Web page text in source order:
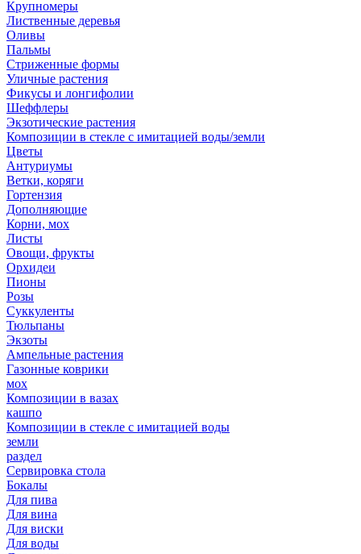
Крупномеры
Лиственные деревья
Оливы
Пальмы
Стриженные формы
Уличные растения
Фикусы и лонгифолии
Шеффлеры
Экзотические растения
Композиции в стекле с имитацией воды/земли
Цветы
Антуриумы
Ветки, коряги
Гортензия
Дополняющие
Корни, мох
Листы
Овощи, фрукты
Орхидеи
Пионы
Розы
Суккуленты
Тюльпаны
Экзоты
Ампельные растения
Газонные коврики
мох
Композиции в вазах
кашпо
Композиции в стекле с имитацией воды
земли
раздел
Сервировка стола
Бокалы
Для пива
Для вина
Для виски
Для воды